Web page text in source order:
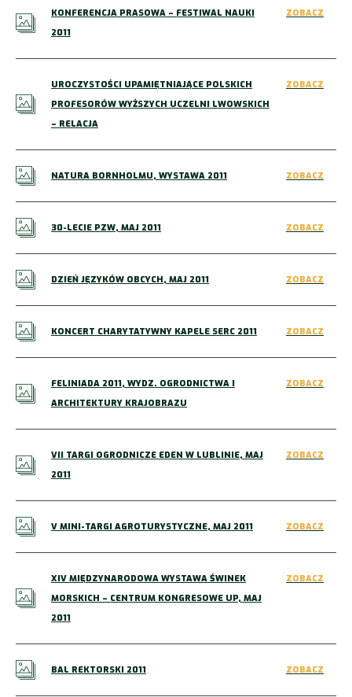
KONFERENCJA PRASOWA – FESTIWAL NAUKI
2011
ZOBACZ
UROCZYSTOŚCI UPAMIĘTNIAJĄCE POLSKICH
PROFESORÓW WYŻSZYCH UCZELNI LWOWSKICH
– RELACJA
ZOBACZ
NATURA BORNHOLMU, WYSTAWA 2011 ZOBACZ
30-LECIE PZW, MAJ 2011 ZOBACZ
DZIEŃ JĘZYKÓW OBCYCH, MAJ 2011 ZOBACZ
KONCERT CHARYTATYWNY KAPELE SERC 2011 ZOBACZ
FELINIADA 2011, WYDZ. OGRODNICTWA I
ARCHITEKTURY KRAJOBRAZU
ZOBACZ
VII TARGI OGRODNICZE EDEN W LUBLINIE, MAJ
2011
ZOBACZ
V MINI-TARGI AGROTURYSTYCZNE, MAJ 2011 ZOBACZ
XIV MIĘDZYNARODOWA WYSTAWA ŚWINEK
MORSKICH – CENTRUM KONGRESOWE UP, MAJ
2011
ZOBACZ
BAL REKTORSKI 2011 ZOBACZ